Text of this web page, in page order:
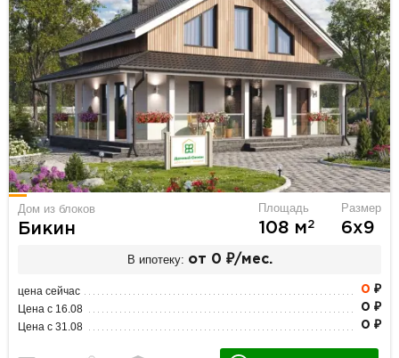
Дом из блоков
Бикин
Площадь
108 м2
Размер
6х9
В ипотеку: от 0 ₽/мес.
цена сейчас 0 ₽
Цена с 16.08 0 ₽
Цена с 31.08 0 ₽